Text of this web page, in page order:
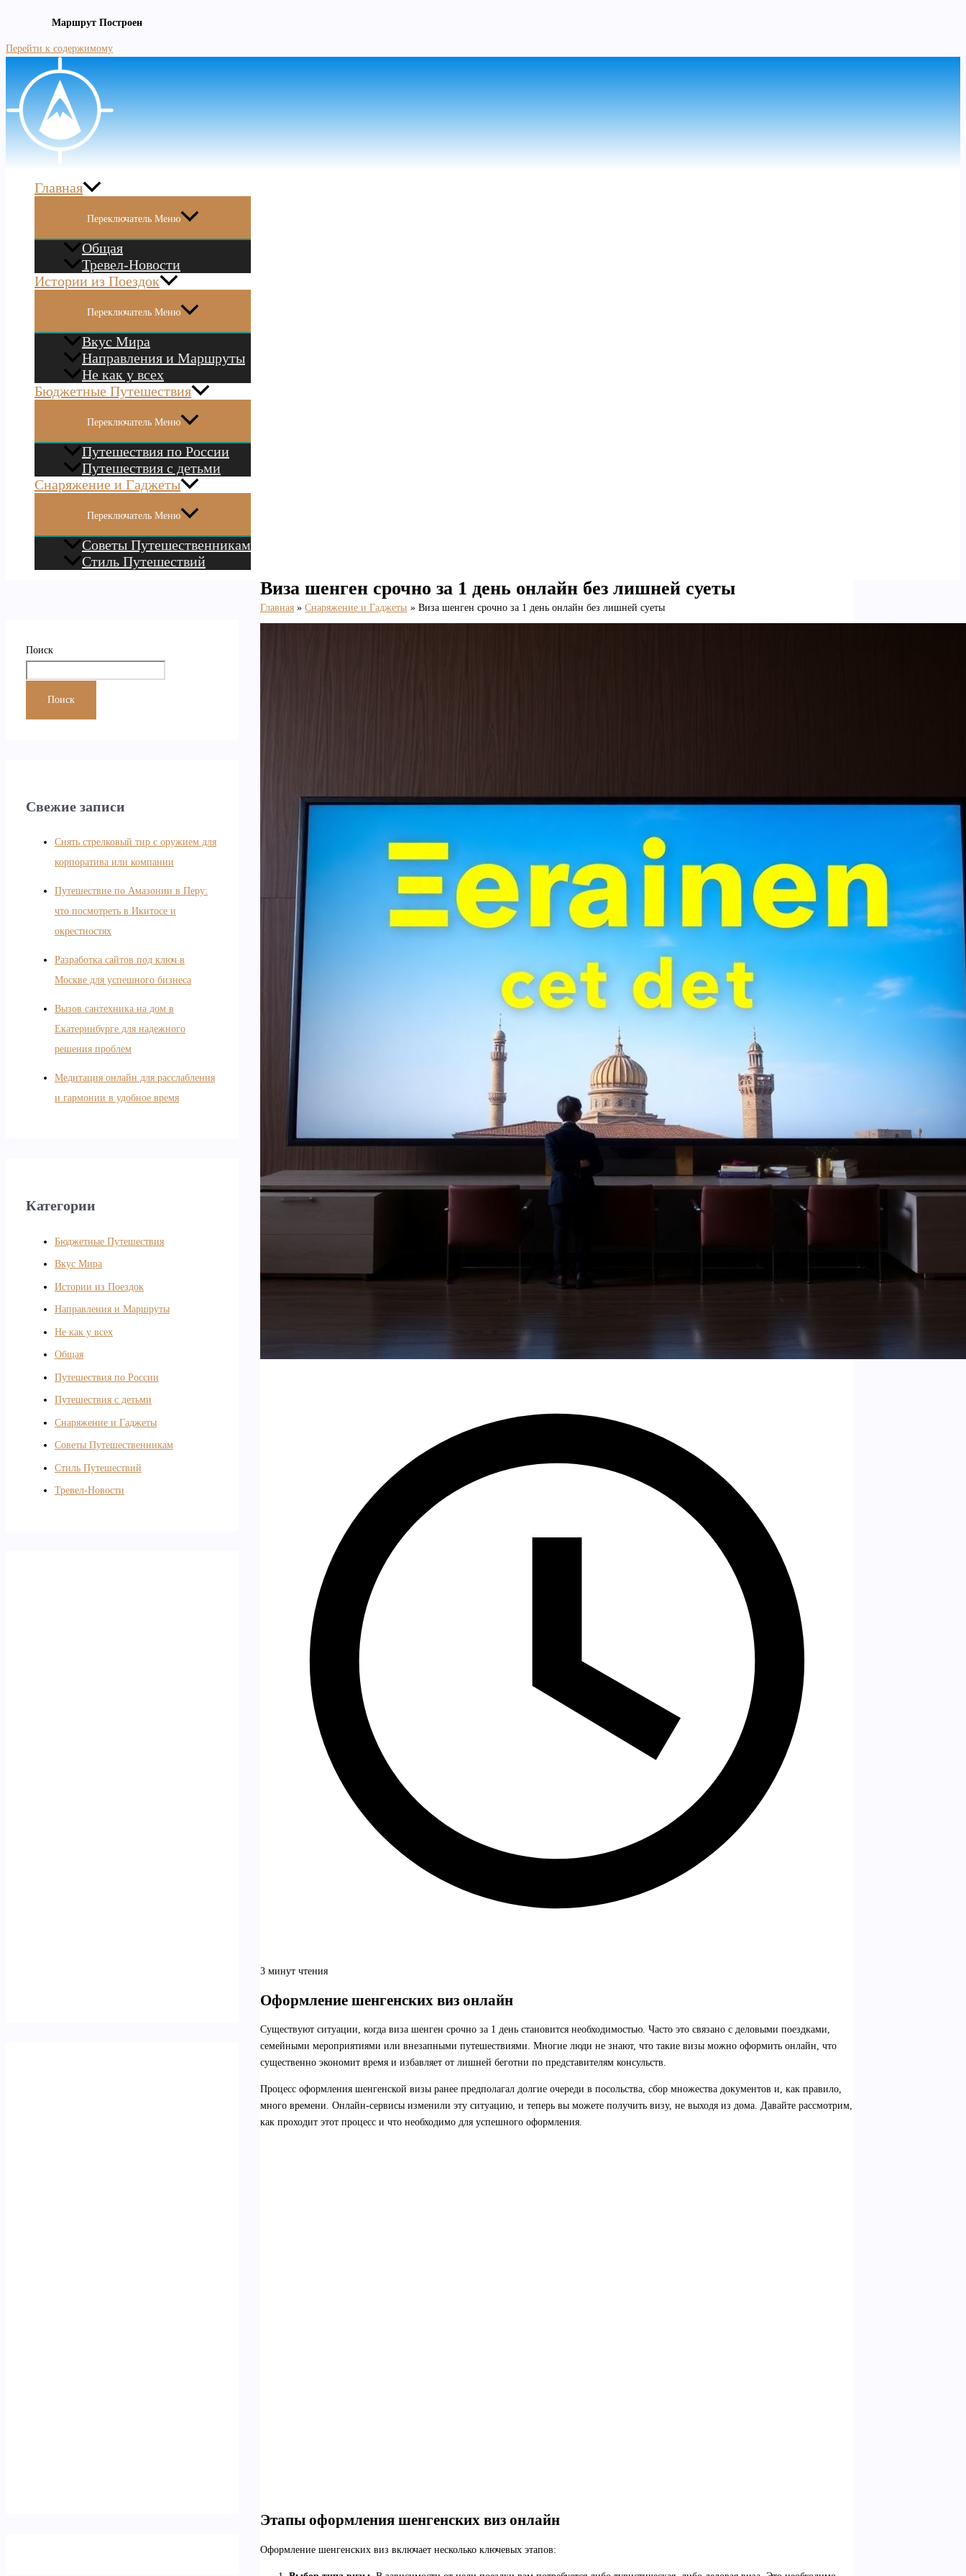
Маршрут Построен
Перейти к содержимому
Главная
Переключатель Меню
Общая
Тревел-Новости
Истории из Поездок
Переключатель Меню
Вкус Мира
Направления и Маршруты
Не как у всех
Бюджетные Путешествия
Переключатель Меню
Путешествия по России
Путешествия с детьми
Снаряжение и Гаджеты
Переключатель Меню
Советы Путешественникам
Стиль Путешествий
Поиск
Поиск
Свежие записи
Снять стрелковый тир с оружием для
корпоратива или компании
Путешествие по Амазонии в Перу:
что посмотреть в Икитосе и
окрестностях
Разработка сайтов под ключ в
Москве для успешного бизнеса
Вызов сантехника на дом в
Екатеринбурге для надежного
решения проблем
Медитация онлайн для расслабления
и гармонии в удобное время
Категории
Бюджетные Путешествия
Вкус Мира
Истории из Поездок
Направления и Маршруты
Не как у всех
Общая
Путешествия по России
Путешествия с детьми
Снаряжение и Гаджеты
Советы Путешественникам
Стиль Путешествий
Тревел-Новости
Виза шенген срочно за 1 день онлайн без лишней суеты
Главная Снаряжение и Гаджеты Виза шенген срочно за 1 день онлайн без лишней суеты
3 минут чтения
Оформление шенгенских виз онлайн
Существуют ситуации, когда виза шенген срочно за 1 день становится необходимостью. Часто это связано с деловыми поездками,
семейными мероприятиями или внезапными путешествиями. Многие люди не знают, что такие визы можно оформить онлайн, что
существенно экономит время и избавляет от лишней беготни по представителям консульств.
Процесс оформления шенгенской визы ранее предполагал долгие очереди в посольства, сбор множества документов и, как правило,
много времени. Онлайн-сервисы изменили эту ситуацию, и теперь вы можете получить визу, не выходя из дома. Давайте рассмотрим,
как проходит этот процесс и что необходимо для успешного оформления.
Этапы оформления шенгенских виз онлайн
Оформление шенгенских виз включает несколько ключевых этапов: